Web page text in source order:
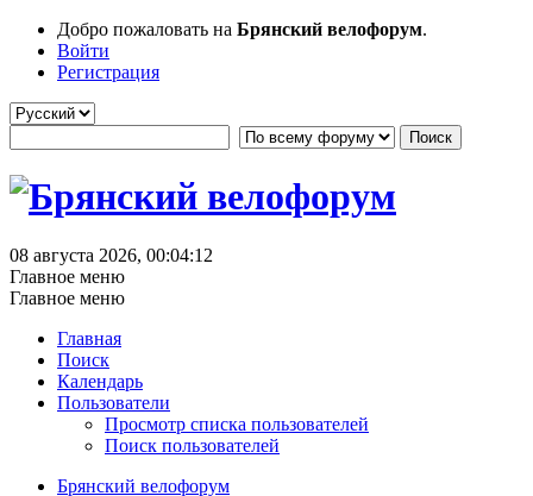
Добро пожаловать на Брянский велофорум.
Войти
Регистрация
08 августа 2026, 00:04:12
Главное меню
Главное меню
Главная
Поиск
Календарь
Пользователи
Просмотр списка пользователей
Поиск пользователей
Брянский велофорум